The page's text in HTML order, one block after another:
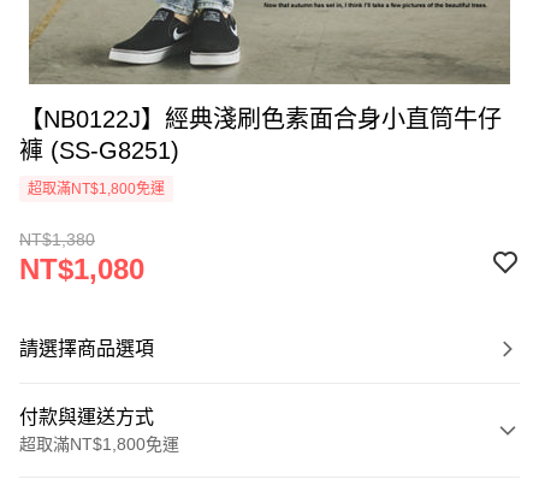
【NB0122J】經典淺刷色素面合身小直筒牛仔
褲 (SS-G8251)
超取滿NT$1,800免運
NT$1,380
NT$1,080
請選擇商品選項
付款與運送方式
超取滿NT$1,800免運